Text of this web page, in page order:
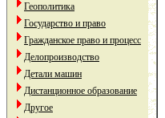
Геополитика
Государство и право
Гражданское право и процесс
Делопроизводство
Детали машин
Дистанционное образование
Другое